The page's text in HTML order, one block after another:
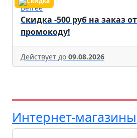
Befree
Скидка -500 руб на заказ
промокоду!
Действует до 09.08.2026
Интернет-магазины